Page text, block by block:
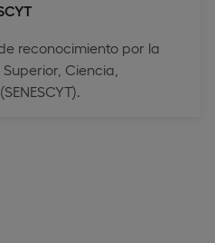
reconocimiento por la
Ciencia,